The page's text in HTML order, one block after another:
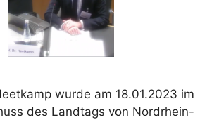
wurde am 18.01.2023 im
des Landtags von Nordrhein-